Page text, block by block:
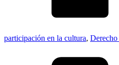
participación en la cultura,